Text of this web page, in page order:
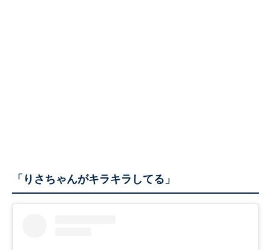
「りさちゃんがキラキラしてる」